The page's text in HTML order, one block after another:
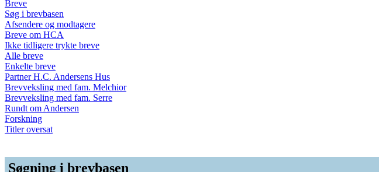
Breve
Søg i brevbasen
Afsendere og modtagere
Breve om HCA
Ikke tidligere trykte breve
Alle breve
Enkelte breve
Partner H.C. Andersens Hus
Brevveksling med fam. Melchior
Brevveksling med fam. Serre
Rundt om Andersen
Forskning
Titler oversat
Søgning i brevbasen